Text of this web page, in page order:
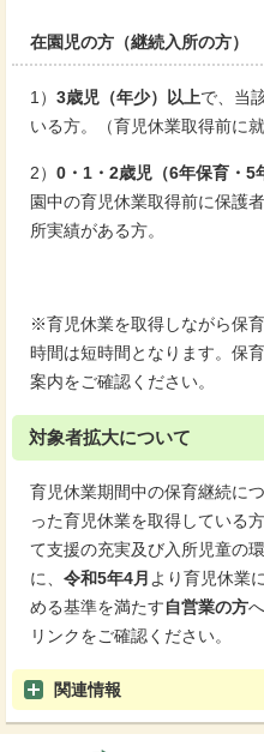
在園児の方（継続入所の方）
1） 3歳児（年少）以上で、当
いる方。（育児休業取得前に
2） 0・1・2歳児（6年保育・5
園中の育児休業取得前に保護
所実績がある方。
※育児休業を取得しながら保
時間は短時間となります。保
案内をご確認ください。
対象者拡大について
育児休業期間中の保育継続に
った育児休業を取得している
て支援の充実及び入所児童の
に、 令和5年4月 より育児休業
める基準を満たす 自営業の方
リンクをご確認ください。
関連情報